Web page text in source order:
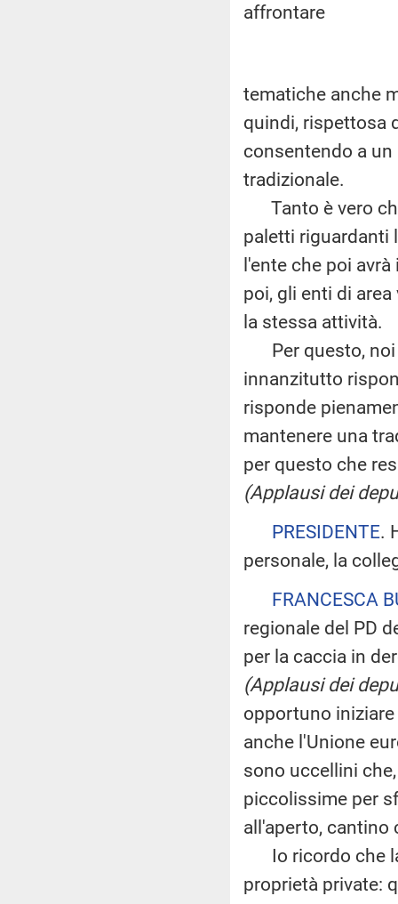
affrontare
tematiche anche
quindi, rispettosa
consentendo a
tradizionale.
Tanto è vero
paletti riguardanti
l'ente che poi
poi, gli enti di
la stessa attività.
Per questo, noi
innanzitutto
risponde
mantenere una
per questo che
(Applausi dei
PRESIDENTE.
personale, la
FRANCESCA
regionale del PD
per la caccia in
(Applausi dei
opportuno
anche l'Unione
sono uccellini
piccolissime per
all'aperto, cantino
Io ricordo che la
proprietà private: